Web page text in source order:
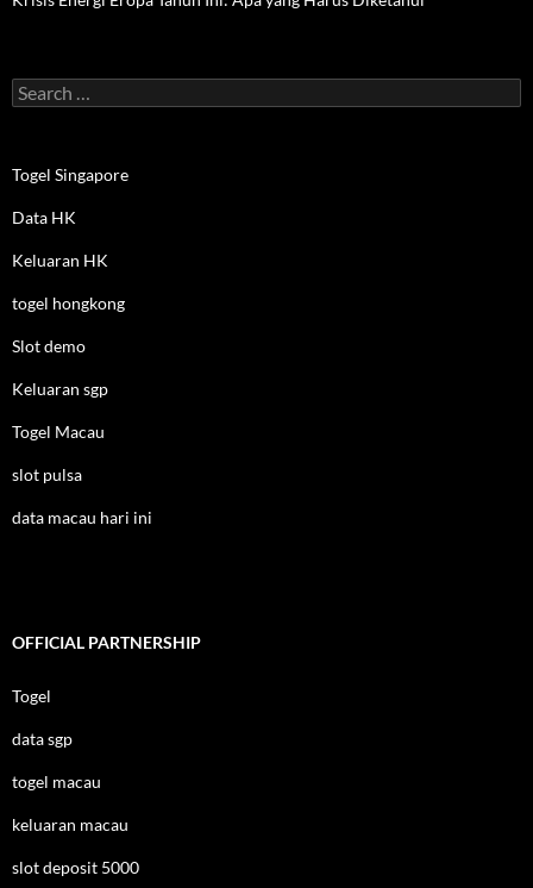
Search
for:
Togel Singapore
Data HK
Keluaran HK
togel hongkong
Slot demo
Keluaran sgp
Togel Macau
slot pulsa
data macau hari ini
OFFICIAL PARTNERSHIP
Togel
data sgp
togel macau
keluaran macau
slot deposit 5000